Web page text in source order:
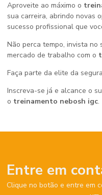
Aproveite ao máximo o
sua carreira, abrindo novas
sucesso profissional que
Não perca tempo, invista
mercado de trabalho com o
Faça parte da elite da
Inscreva-se já e alcance o
o treinamento nebosh igc.
Entre em
Clique no botão e entre em